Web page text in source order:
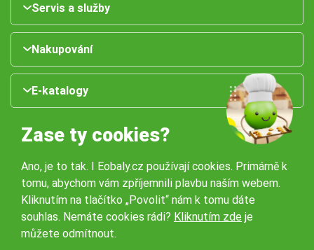
Servis a služby
Nakupování
E-katalogy
Naše pobočky:
Zase ty cookies?
Ano, je to tak. I Eobaly.cz používají cookies. Primárně k
tomu, abychom vám zpříjemnili plavbu naším webem.
Kliknutím na tlačítko „Povolit“ nám k tomu dáte
souhlas. Nemáte cookies rádi? Kliknutím zde je
můžete odmítnout.